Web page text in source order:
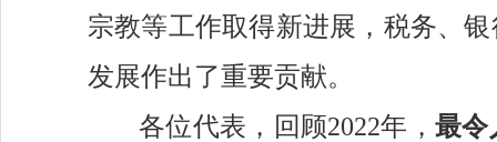
宗教等工作取得新进展，税务、银
发展作出了重要贡献。
各位代表，回顾2022年，最令